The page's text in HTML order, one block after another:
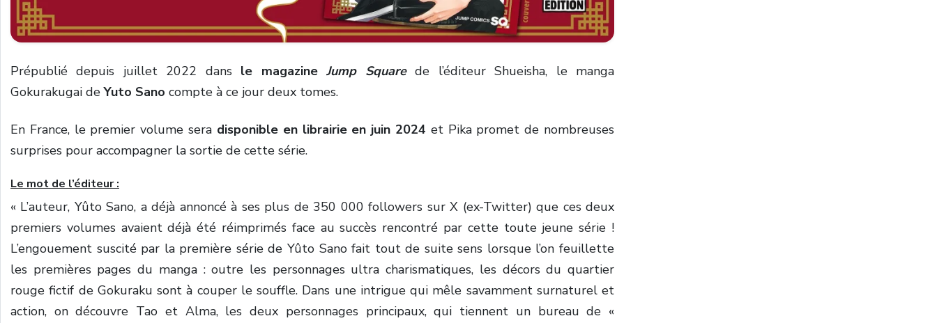
Prépublié depuis juillet 2022 dans le magazineJump Squarede l’éditeur Shueisha, le manga
Gokurakugai deYuto Sano compte à ce jour deux tomes.
En France, le premier volume sera disponible en librairie en juin 2024 et Pika promet de nombreuses
surprises pour accompagner la sortie de cette série.
Le mot de l’éditeur :
« L’auteur, Yûto Sano, a déjà annoncé à ses plus de 350 000 followers sur X (ex-Twitter) que ces deux
premiers volumes avaient déjà été réimprimés face au succès rencontré par cette toute jeune série !
L’engouement suscité par la première série de Yûto Sano fait tout de suite sens lorsque l’on feuillette
les premières pages du manga : outre les personnages ultra charismatiques, les décors du quartier
rouge fictif de Gokuraku sont à couper le souffle. Dans une intrigue qui mêle savamment surnaturel et
action, on découvre Tao et Alma, les deux personnages principaux, qui tiennent un bureau de «